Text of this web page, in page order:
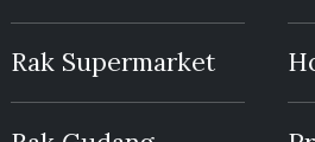
Rak Supermarket